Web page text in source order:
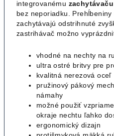
integrovanému zachytávaču
bez neporiadku.
zachytávajú odstrihnuté
zastrihávač možno
vhodné na nechty na
ultra ostré britvy pre
kvalitná nerezová oceľ
pružinový pákový
námahy
možné použiť
okraje nechtu ľahko
ergonomický dizajn